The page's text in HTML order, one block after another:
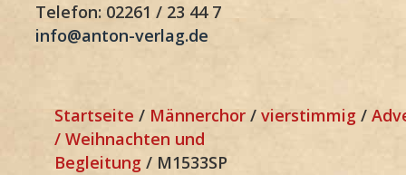
Telefon: 02261 / 23 44 7
info@anton-verlag.de
Startseite / Männerchor / vierstimmig /
/ Weihnachten und
Begleitung / M1533SP